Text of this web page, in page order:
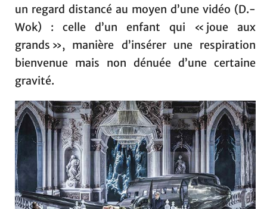
un regard distancé au moyen d’une vidéo (D.-
Wok) : celle d’un enfant qui « joue aux
grands », manière d’insérer une respiration
bienvenue mais non dénuée d’une certaine
gravité.